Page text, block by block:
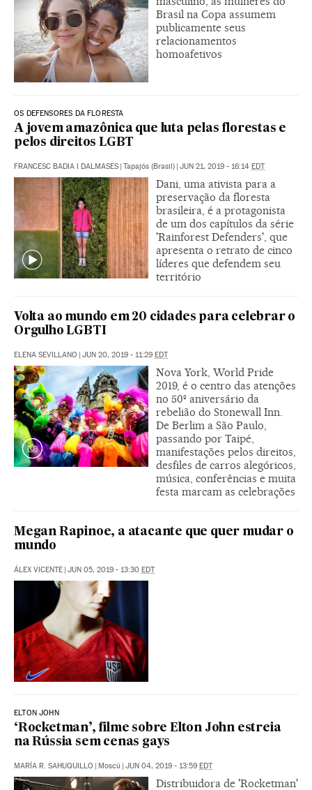
Brasil na Copa assumem
publicamente seus
relacionamentos
homoafetivos
OS DEFENSORES DA FLORESTA
A jovem amazônica que luta pelas florestas e
pelos direitos LGBT
FRANCESC BADIA I DALMASES | Tapajós (Brasil) | JUN 21, 2019 - 16:14 EDT
Dani, uma ativista para a
preservação da floresta
brasileira, é a protagonista
de um dos capítulos da série
'Rainforest Defenders', que
apresenta o retrato de cinco
líderes que defendem seu
território
Volta ao mundo em 20 cidades para celebrar o
Orgulho LGBTI
ELENA SEVILLANO | JUN 20, 2019 - 11:29 EDT
Nova York, World Pride
2019, é o centro das atenções
no 50º aniversário da
rebelião do Stonewall Inn.
De Berlim a São Paulo,
passando por Taipé,
manifestações pelos direitos,
desfiles de carros alegóricos,
música, conferências e muita
festa marcam as celebrações
Megan Rapinoe, a atacante que quer mudar o
mundo
ÁLEX VICENTE | JUN 05, 2019 - 13:30 EDT
ELTON JOHN
‘Rocketman’, filme sobre Elton John estreia
na Rússia sem cenas gays
MARÍA R. SAHUQUILLO | Moscú | JUN 04, 2019 - 13:59 EDT
Distribuidora de 'Rocketman'